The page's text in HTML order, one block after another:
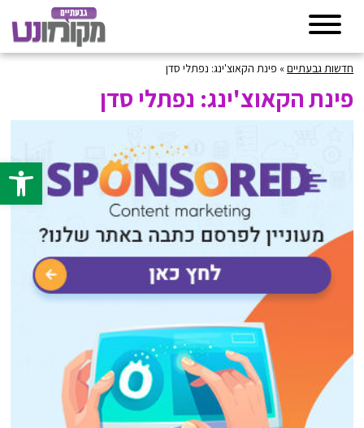
פתח
חדשות גבעתיים» פינת הקאוצ'ינג: נפתלי סדן
פינת הקאוצ'ינג: נפתלי סדן